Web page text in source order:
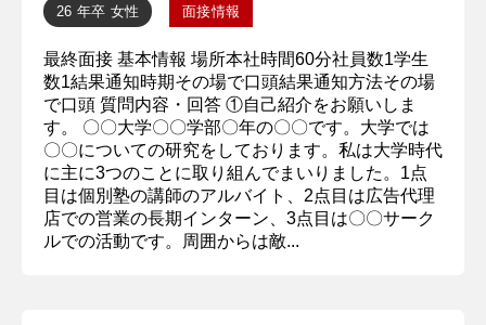
26 年卒 女性 面接情報
最終面接 基本情報 場所本社時間60分社員数1学生
数1結果通知時期その場で口頭結果通知方法その場
で口頭 質問内容・回答 ①自己紹介をお願いしま
す。 〇〇大学〇〇学部〇年の〇〇です。大学では
〇〇についての研究をしております。私は大学時代
に主に3つのことに取り組んでまいりました。1点
目は個別塾の講師のアルバイト、2点目は広告代理
店での営業の長期インターン、3点目は〇〇サーク
ルでの活動です。周囲からは敵...